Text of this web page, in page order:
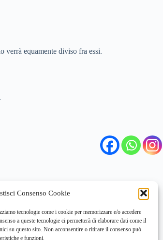
Consenso Cookie
tecnologie come i cookie per memorizzare e/o accedere
a queste tecnologie ci permetterà di elaborare dati come il
su questo sito. Non acconsentire o ritirare il consenso può
e funzioni.
equamente diviso fra essi.